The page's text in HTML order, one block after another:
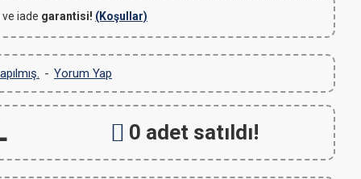
iade garantisi! (Koşullar)
- Yorum Yap
0 adet satıldı!